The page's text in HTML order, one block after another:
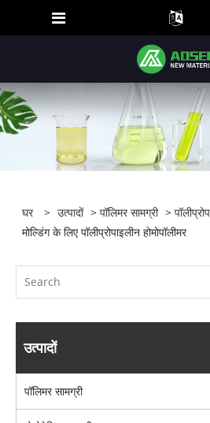
घर > उत्पादों >पॉलिमर सामग्री >
मोल्डिंग के लिए पॉलीप्रोपाइलीन होमोपॉलीमर
उत्पादों
पॉलिमर सामग्री